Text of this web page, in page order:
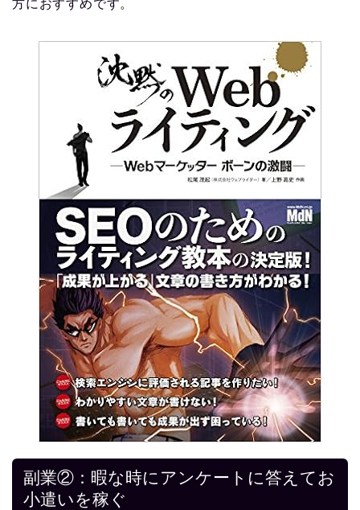
方におすすめです。
副業②：暇な時にアンケートに答えてお
小遣いを稼ぐ